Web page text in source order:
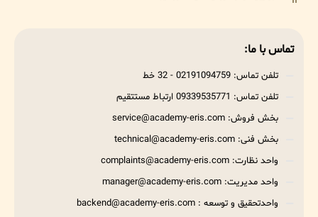
تماس با ما:
تلفن تماس: 02191094759 - 32 خط
تلفن تماس: 09339535771 ارتباط مستتقیم
بخش فروش: service@academy-eris.com
بخش فنی: technical@academy-eris.com
واحد نظارت: complaints@academy-eris.com
واحد مدیریت: manager@academy-eris.com
واحدتحقیق و توسعه : backend@academy-eris.com